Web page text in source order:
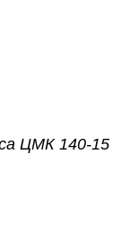
ЦМК 140-15